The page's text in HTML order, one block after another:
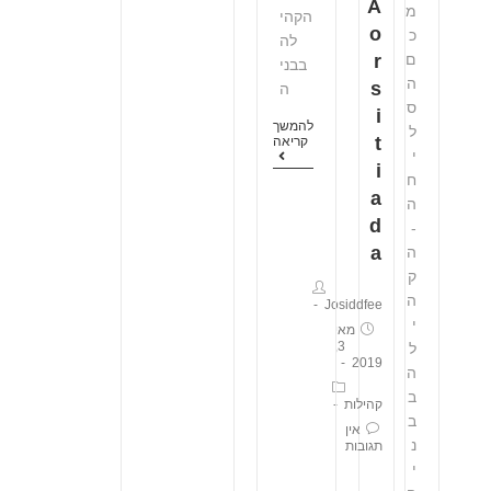
מ
כ
ם
ה
ס
ל
י
ח
ה
-
ה
ק
ה
י
ל
ה
ב
ב
נ
י
A
o
r
s
i
t
i
a
d
a
Josiddfee
מאי
3,
2019
קהילות
אין
תגובות
הקהי
לה
בבני
ה
להמשך
קריאה